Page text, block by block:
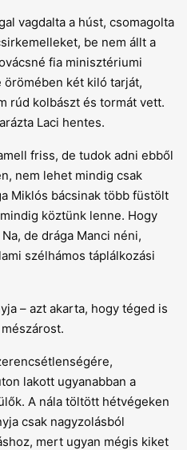
vagdalta a húst, csomagolta
be nem állt a
fia minisztériumi
két kiló tarját,
rúd kolbászt és tormát vett.
Laci hentes.
friss, de tudok adni ebből
nem lehet mindig csak
Miklós bácsinak több füstölt
köztünk lenne. Hogy
de drága Manci néni,
szélhámos táplálkozási
– azt akarta, hogy téged is
lakott ugyanabban a
A nála töltött hétvégeken
csak nagyzolásból
mert ugyan mégis kiket